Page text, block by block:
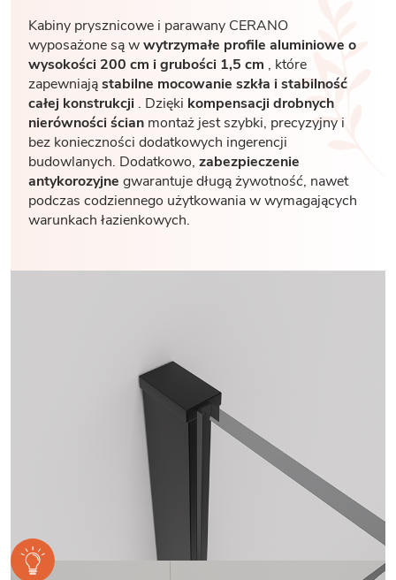
Kabiny prysznicowe i parawany CERANO
wyposażone są wwytrzymałe profile aluminiowe o
wysokości 200 cm i grubości 1,5 cm , które
zapewniająstabilne mocowanie szkła i stabilność
całej konstrukcji . Dzięki kompensacji drobnych
nierówności ścian montaż jest szybki, precyzyjny i
bez konieczności dodatkowych ingerencji
budowlanych. Dodatkowo, zabezpieczenie
antykorozyjne gwarantuje długą żywotność, nawet
podczas codziennego użytkowania w wymagających
warunkach łazienkowych.